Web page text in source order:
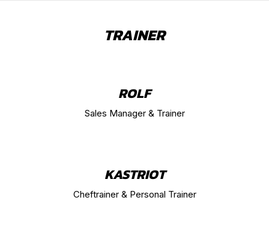
TRAINER
ROLF
Sales Manager & Trainer
KASTRIOT
Cheftrainer & Personal Trainer